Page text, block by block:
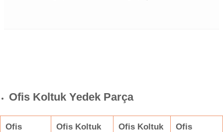
Ofis Koltuk Yedek Parça
Ofis
Ofis Koltuk
Ofis Koltuk
Ofis